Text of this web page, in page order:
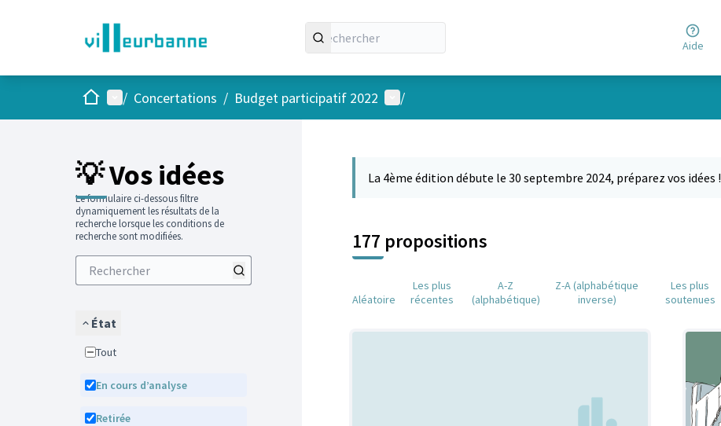
Aide
AccueilMenu principal
/ Concertations / Budget participatif 2022 Menu utilisateur
/
💡 Vos idées
Le formulaire ci-dessous filtre
dynamiquement les résultats de la
recherche lorsque les conditions de
recherche sont modifiées.
État
Tout
En cours d’analyse
Retirée
La 4ème édition débute le 30 septembre 2024, préparez vos idées !
177 propositions
Aléatoire
Les plus
récentes
A-Z
(alphabétique)
Z-A (alphabétique
inverse)
Les plus
soutenues